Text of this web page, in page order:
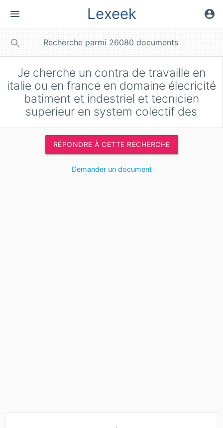
menu Lexeek account_circle
search
Je cherche un contra de travaille en
italie ou en france en domaine élecricité
batiment et indestriel et tecnicien
superieur en system colectif des
RÉPONDRE À CETTE RECHERCHE
Demander un document